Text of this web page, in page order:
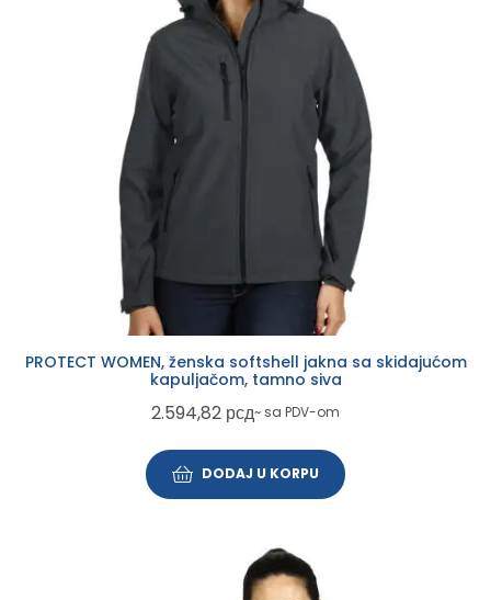
PROTECT WOMEN, ženska softshell jakna sa skidajućom
kapuljačom, tamno siva
2.594,82 рсд~ sa PDV-om
DODAJ U KORPU